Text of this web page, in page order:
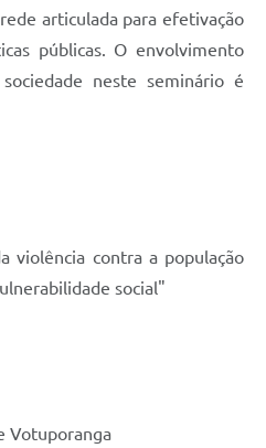
articulada para efetivação
públicas. O envolvimento
neste seminário é
violência contra a população
social"
Votuporanga